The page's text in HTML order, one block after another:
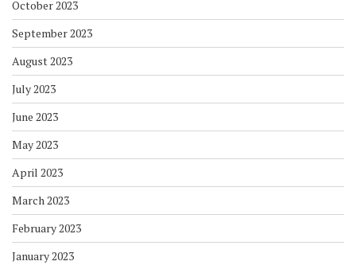
October 2023
September 2023
August 2023
July 2023
June 2023
May 2023
April 2023
March 2023
February 2023
January 2023